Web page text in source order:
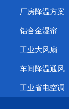
厂房降温方案
铝合金湿帘
工业大风扇
车间降温通风
工业省电空调